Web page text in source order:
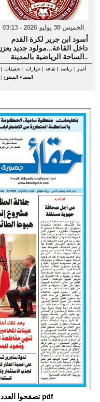
تصفحوا العدد 347 من جريدة حقائق جهوية الورقية pdf
الخميس 30 يوليو 2026 - 03:13
أسود ابن جرير لكرة القدم
داخل القاعة...مولود جديد يعزز
الساحة الرياضية بالمدينة..
أخبار |رياضة |ثقافة |حوارات |تحقيقات |
الفضاء المفتوح |